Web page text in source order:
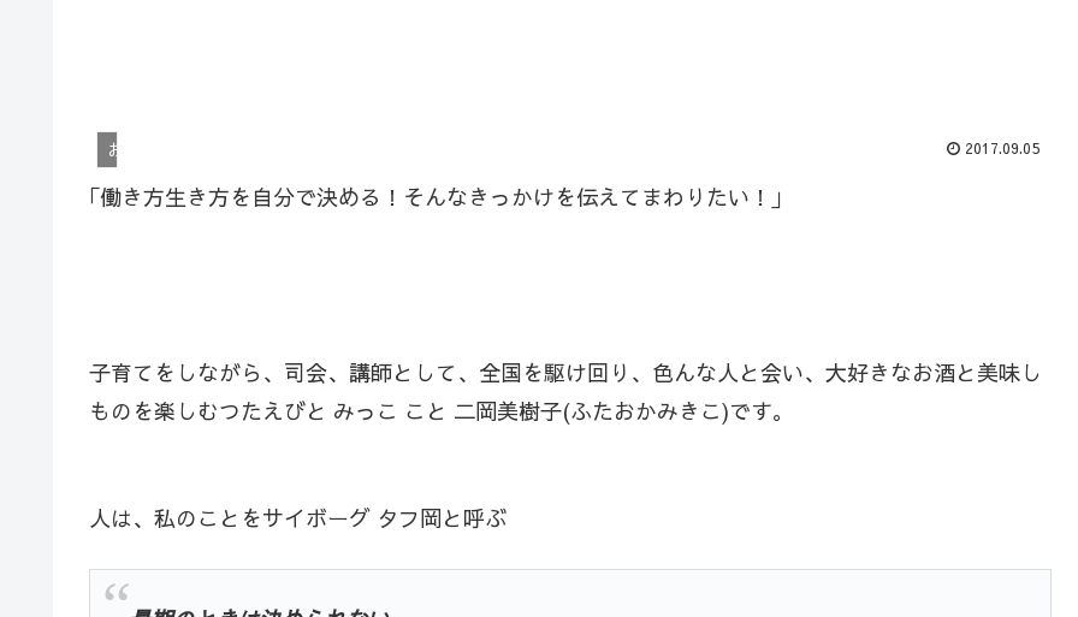
お知らせ 2017.09.05
｢働き方生き方を自分で決める！そんなきっかけを伝えてまわりたい！｣
子育てをしながら、司会、講師として、全国を駆け回り、色んな人と会い、大好きなお酒と美味し
ものを楽しむつたえびと みっこ こと 二岡美樹子(ふたおかみきこ)です。
人は、私のことをサイボーグ タフ岡と呼ぶ